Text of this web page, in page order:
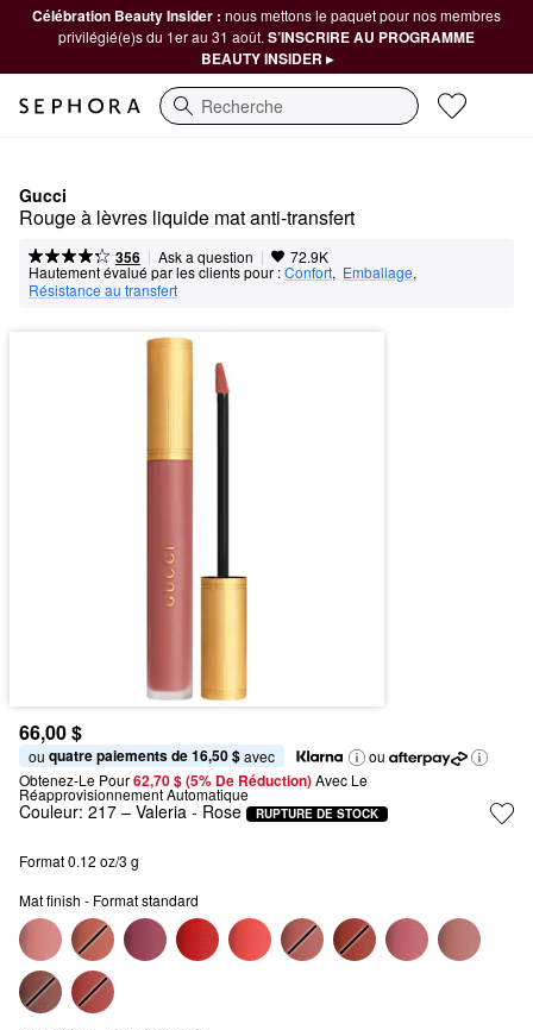
Célébration Beauty Insider : nous mettons le paquet pour nos membres
privilégié(e)s du 1er au 31 août. S’INSCRIRE AU PROGRAMME
BEAUTY INSIDER ▸
Recherche
Gucci
Rouge à lèvres liquide mat anti-transfert
356 | Ask a question | 72.9K
Hautement évalué par les clients pour :Confort, Emballage,
Résistance au transfert
66,00 $
ou quatre paiements de 16,50 $ avec
ou
Obtenez-Le Pour62,70 $ (5% De Réduction) Avec Le
Réapprovisionnement Automatique
Couleur: 217 – Valeria - Rose RUPTURE DE STOCK
Format 0.12 oz/3 g
Mat finish - Format standard